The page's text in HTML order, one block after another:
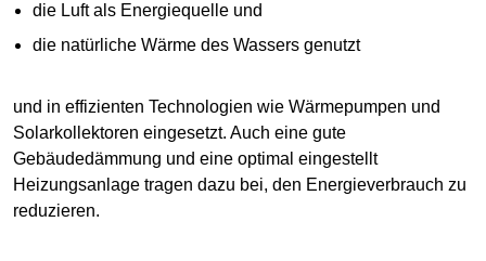
die Luft als Energiequelle und
die natürliche Wärme des Wassers genutzt
und in effizienten Technologien wie Wärmepumpen und
Solarkollektoren eingesetzt. Auch eine gute
Gebäudedämmung und eine optimal eingestellt
Heizungsanlage tragen dazu bei, den Energieverbrauch zu
reduzieren.